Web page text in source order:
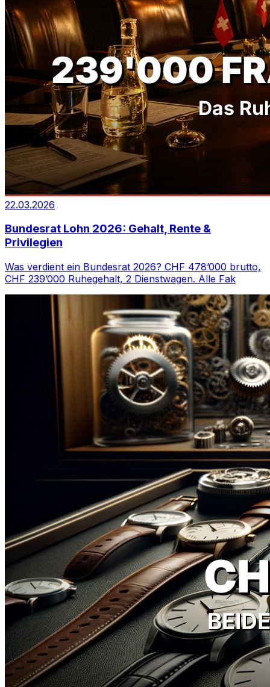
22.03.2026
Bundesrat Lohn 2026: Gehalt, Rente &
Privilegien
Was verdient ein Bundesrat 2026? CHF 478’000 brutto,
CHF 239’000 Ruhegehalt, 2 Dienstwagen. Alle Fak